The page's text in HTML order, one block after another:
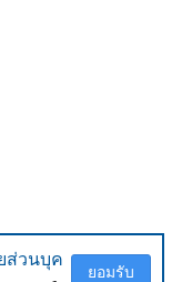
ส่วนบุค
ยอมรับ
ส่วนบุค
ยอมรับ